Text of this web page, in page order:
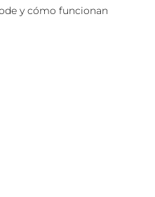
y cómo funcionan